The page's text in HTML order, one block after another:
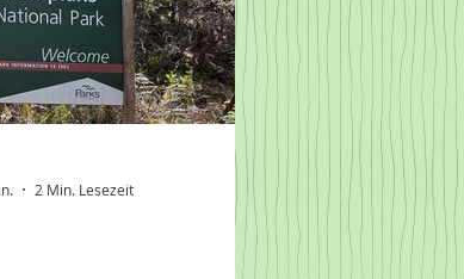
2 Min. Lesezeit